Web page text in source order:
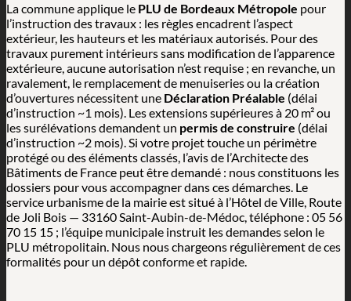
La commune applique le PLU de Bordeaux Métropole pour
l’instruction des travaux : les règles encadrent l’aspect
extérieur, les hauteurs et les matériaux autorisés. Pour des
travaux purement intérieurs sans modification de l’apparence
extérieure, aucune autorisation n’est requise ; en revanche, un
ravalement, le remplacement de menuiseries ou la création
d’ouvertures nécessitent une Déclaration Préalable (délai
d’instruction ~1 mois). Les extensions supérieures à 20 m² ou
les surélévations demandent un permis de construire (délai
d’instruction ~2 mois). Si votre projet touche un périmètre
protégé ou des éléments classés, l’avis de l’Architecte des
Bâtiments de France peut être demandé : nous constituons les
dossiers pour vous accompagner dans ces démarches. Le
service urbanisme de la mairie est situé à l’Hôtel de Ville, Route
de Joli Bois — 33160 Saint-Aubin-de-Médoc, téléphone : 05 56
70 15 15 ; l’équipe municipale instruit les demandes selon le
PLU métropolitain. Nous nous chargeons régulièrement de ces
formalités pour un dépôt conforme et rapide.